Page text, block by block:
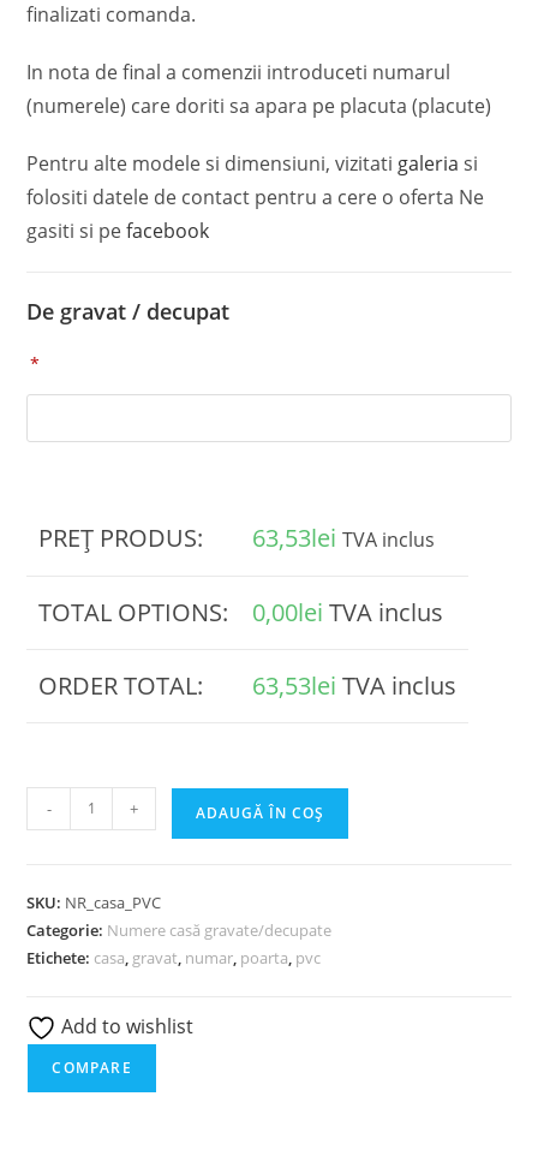
finalizati comanda.
In nota de final a comenzii introduceti numarul
(numerele) care doriti sa apara pe placuta (placute)
Pentru alte modele si dimensiuni, vizitati galeria si
folositi datele de contact pentru a cere o oferta Ne
gasiti si pefacebook
De gravat / decupat
*
PREȚ PRODUS: 63,53lei TVA inclus
TOTAL OPTIONS: 0,00lei TVA inclus
ORDER TOTAL: 63,53lei TVA inclus
Cantitate
Numar
gravat
- + ADAUGĂ ÎN COȘ
SKU: NR_casa_PVC
Categorie: Numere casă gravate/decupate
Etichete: casa gravat numar poarta pvc
Add to wishlist
COMPARE